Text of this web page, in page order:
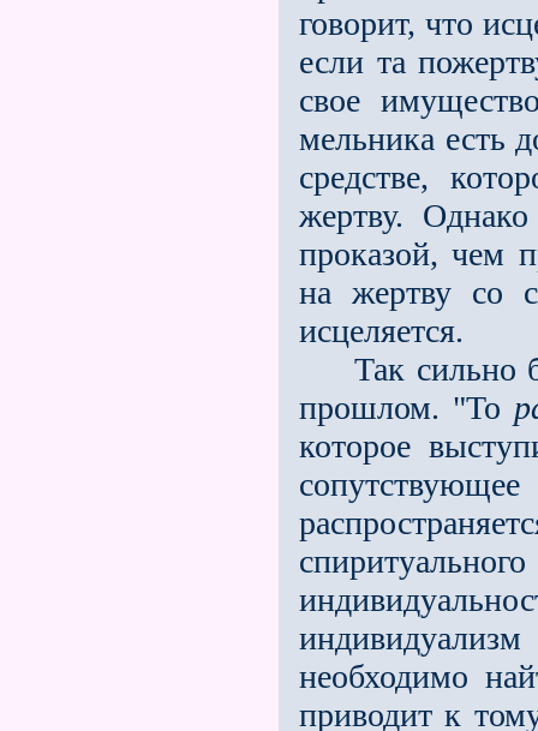
говорит, что
если та
своe
мельника есть
средстве,
жертву.
проказой, чем
на жертву со
исцеляется.
Так сильно
прошлом. "То
которое
необходимо
приводит к